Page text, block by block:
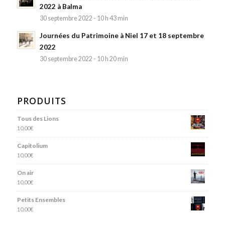
2022 à Balma
30 septembre 2022 - 10 h 43 min
Journées du Patrimoine à Niel 17 et 18 septembre
2022
30 septembre 2022 - 10 h 20 min
PRODUITS
Tous des Lions
10,00€
Capitolium
10,00€
On air
10,00€
Petits Ensembles
10,00€